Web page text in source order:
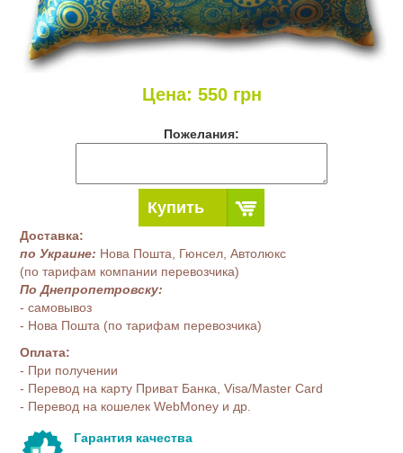
Цена: 550грн
Пожелания:
Купить
Доставка:
по Украине: Нова Пошта, Гюнсел, Автолюкс
(по тарифам компании перевозчика)
По Днепропетровску:
- самовывоз
- Нова Пошта (по тарифам перевозчика)
Оплата:
- При получении
- Перевод на карту Приват Банка, Visa/Master Card
- Перевод на кошелек WebMoney и др.
Гарантия качества